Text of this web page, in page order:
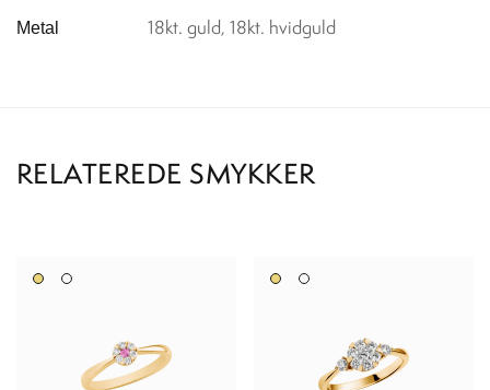
Metal 18kt. guld, 18kt. hvidguld